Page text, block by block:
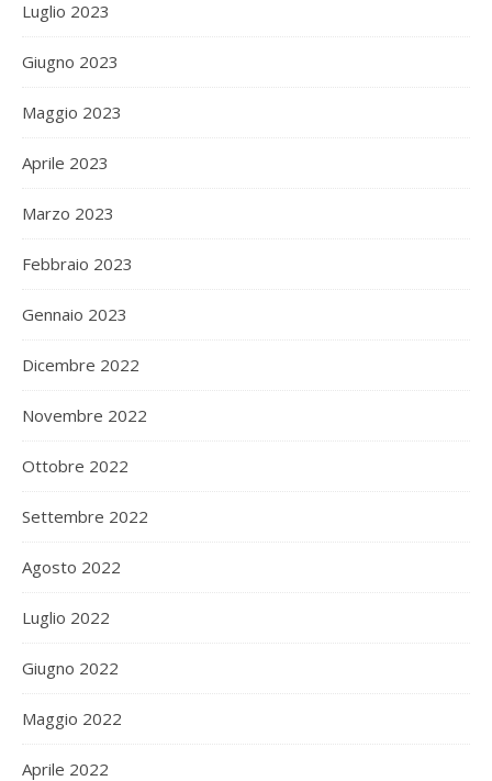
Luglio 2023
Giugno 2023
Maggio 2023
Aprile 2023
Marzo 2023
Febbraio 2023
Gennaio 2023
Dicembre 2022
Novembre 2022
Ottobre 2022
Settembre 2022
Agosto 2022
Luglio 2022
Giugno 2022
Maggio 2022
Aprile 2022